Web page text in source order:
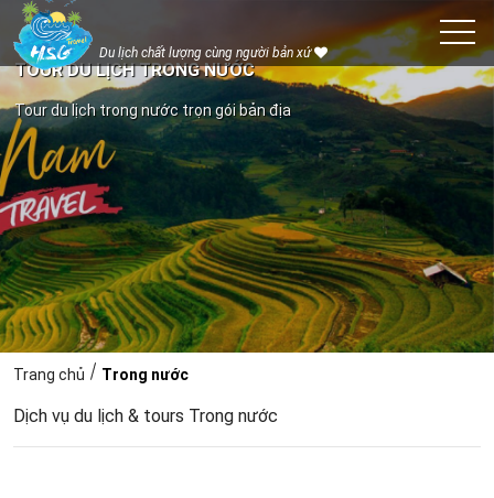
Du lịch chất lượng cùng người bản xứ
TOUR DU LỊCH TRONG NƯỚC
Tour du lịch trong nước trọn gói bản địa
Trang chủ Trong nước
Dịch vụ du lịch & tours Trong nước